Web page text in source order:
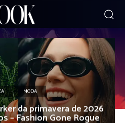
MODA
da primavera de 2026
– Fashion Gone Rogue